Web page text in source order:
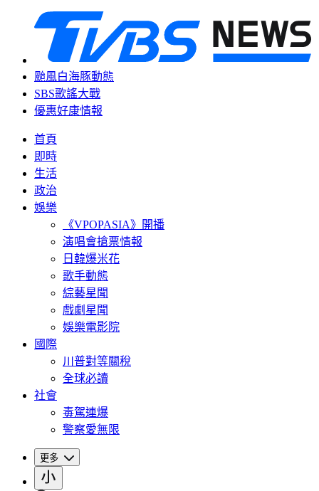
颱風白海豚動態
SBS歌謠大戰
優惠好康情報
首頁
即時
生活
政治
娛樂
《VPOPASIA》開播
演唱會搶票情報
日韓爆米花
歌手動態
綜藝星聞
戲劇星聞
娛樂電影院
國際
川普對等關稅
全球必讀
社會
毒駕連爆
警察愛無限
更多